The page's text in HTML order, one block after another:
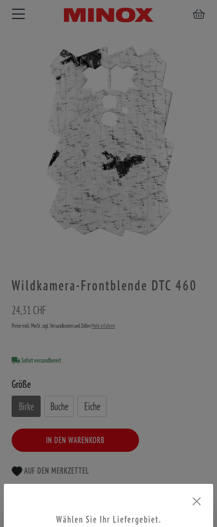
SPEKTIVE ZUBEHÖR
Wildkamera-Frontblende DTC 460
24,31 CHF
Preise exkl. MwSt. zzgl. Versandkosten und ZöllenMehr erfahren
Sofort versandbereit
Größe
Birke Buche Eiche
IN DEN WARENKORB
AUF DEN MERKZETTEL
Kundenservice aus erster Hand
Wählen Sie Ihr Liefergebiet.